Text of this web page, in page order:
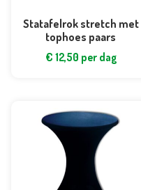
Statafelrok stretch met
tophoes paars
€ 12,50 per dag